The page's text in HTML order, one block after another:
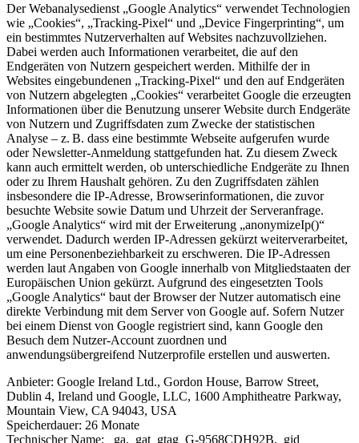
Der Webanalysedienst „Google Analytics“ verwendet Technologien
wie „Cookies“, „Tracking-Pixel“ und „Device Fingerprinting“, um
ein bestimmtes Nutzerverhalten auf Websites nachzuvollziehen.
Dabei werden auch Informationen verarbeitet, die auf den
Endgeräten von Nutzern gespeichert werden. Mithilfe der in
Websites eingebundenen „Tracking-Pixel“ und den auf Endgeräten
von Nutzern abgelegten „Cookies“ verarbeitet Google die erzeugten
Informationen über die Benutzung unserer Website durch Endgeräte
von Nutzern und Zugriffsdaten zum Zwecke der statistischen
Analyse – z. B. dass eine bestimmte Webseite aufgerufen wurde
oder Newsletter-Anmeldung stattgefunden hat. Zu diesem Zweck
kann auch ermittelt werden, ob unterschiedliche Endgeräte zu Ihnen
oder zu Ihrem Haushalt gehören. Zu den Zugriffsdaten zählen
insbesondere die IP-Adresse, Browserinformationen, die zuvor
besuchte Website sowie Datum und Uhrzeit der Serveranfrage.
„Google Analytics“ wird mit der Erweiterung „anonymizeIp()“
verwendet. Dadurch werden IP-Adressen gekürzt weiterverarbeitet,
um eine Personenbeziehbarkeit zu erschweren. Die IP-Adressen
werden laut Angaben von Google innerhalb von Mitgliedstaaten der
Europäischen Union gekürzt. Aufgrund des eingesetzten Tools
„Google Analytics“ baut der Browser der Nutzer automatisch eine
direkte Verbindung mit dem Server von Google auf. Sofern Nutzer
bei einem Dienst von Google registriert sind, kann Google den
Besuch dem Nutzer-Account zuordnen und
anwendungsübergreifend Nutzerprofile erstellen und auswerten.
Anbieter: Google Ireland Ltd., Gordon House, Barrow Street,
Dublin 4, Ireland und Google, LLC, 1600 Amphitheatre Parkway,
Mountain View, CA 94043, USA
Speicherdauer: 26 Monate
Technischer Name: _ga,_gat_gtag_G-9568CDH92B,_gid